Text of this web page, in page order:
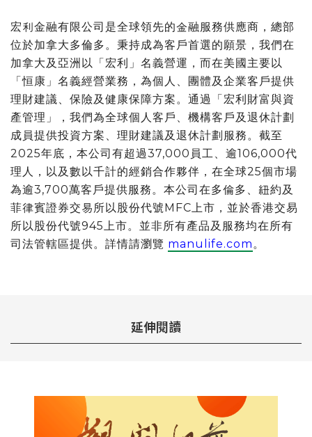
宏利金融有限公司是全球領先的金融服務供應商，總部
位於加拿大多倫多。秉持成為客戶首選的願景，我們在
加拿大及亞洲以「宏利」名義營運，而在美國主要以
「恒康」名義經營業務，為個人、團體及企業客戶提供
理財建議、保險及健康保障方案。通過「宏利財富與資
產管理」，我們為全球個人客戶、機構客戶及退休計劃
成員提供投資方案、理財建議及退休計劃服務。截至
2025年底，本公司有超過37,000員工、逾106,000代
理人，以及數以千計的經銷合作夥伴，在全球25個市場
為逾3,700萬客戶提供服務。本公司在多倫多、紐約及
菲律賓證券交易所以股份代號MFC上市，並於香港交易
所以股份代號945上市。並非所有產品及服務均在所有
司法管轄區提供。詳情請瀏覽 manulife.com。
延伸閱讀